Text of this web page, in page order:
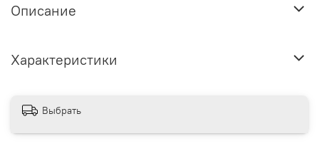
Описание
Характеристики
Выбрать